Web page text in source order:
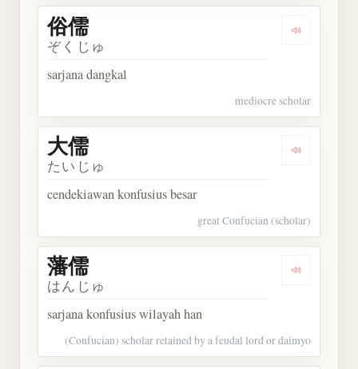
Dengarkan
俗儒
ぞくじゅ
sarjana dangkal
mediocre scholar
Dengarkan
大儒
たいじゅ
cendekiawan konfusius besar
great Confucian (scholar)
Dengarkan
藩儒
はんじゅ
sarjana konfusius wilayah han
(Confucian) scholar retained by a feudal lord or daimyo